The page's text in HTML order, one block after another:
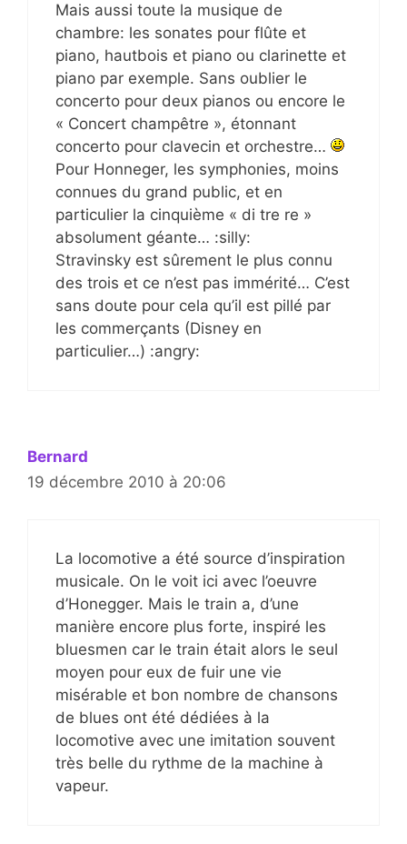
Mais aussi toute la musique de
chambre: les sonates pour flûte et
piano, hautbois et piano ou clarinette et
piano par exemple. Sans oublier le
concerto pour deux pianos ou encore le
« Concert champêtre », étonnant
concerto pour clavecin et orchestre…
Pour Honneger, les symphonies, moins
connues du grand public, et en
particulier la cinquième « di tre re »
absolument géante… :silly:
Stravinsky est sûrement le plus connu
des trois et ce n’est pas immérité… C’est
sans doute pour cela qu’il est pillé par
les commerçants (Disney en
particulier…) :angry:
Bernard
19 décembre 2010 à 20:06
La locomotive a été source d’inspiration
musicale. On le voit ici avec l’oeuvre
d’Honegger. Mais le train a, d’une
manière encore plus forte, inspiré les
bluesmen car le train était alors le seul
moyen pour eux de fuir une vie
misérable et bon nombre de chansons
de blues ont été dédiées à la
locomotive avec une imitation souvent
très belle du rythme de la machine à
vapeur.